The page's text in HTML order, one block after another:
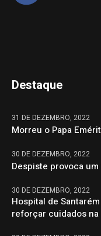
Destaque
31 DE DEZEMBRO, 2022
Morreu o Papa
30 DE DEZEMBRO, 2022
Despiste provoca
30 DE DEZEMBRO, 2022
Hospital de
reforçar cuidados